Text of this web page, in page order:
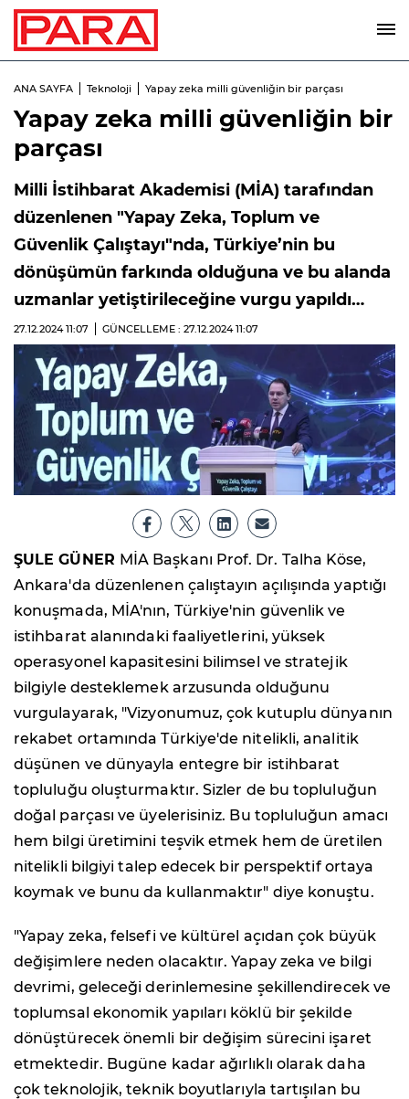
ANA SAYFA Teknoloji Yapay zeka milli güvenliğin bir parçası
Yapay zeka milli güvenliğin bir
parçası
Milli İstihbarat Akademisi (MİA) tarafından
düzenlenen "Yapay Zeka, Toplum ve
Güvenlik Çalıştayı"nda, Türkiye’nin bu
dönüşümün farkında olduğuna ve bu alanda
uzmanlar yetiştirileceğine vurgu yapıldı…
27.12.202411:07 GÜNCELLEME : 27.12.202411:07
ŞULE GÜNER MİA Başkanı Prof. Dr. Talha Köse,
Ankara'da düzenlenen çalıştayın açılışında yaptığı
konuşmada, MİA'nın, Türkiye'nin güvenlik ve
istihbarat alanındaki faaliyetlerini, yüksek
operasyonel kapasitesini bilimsel ve stratejik
bilgiyle desteklemek arzusunda olduğunu
vurgulayarak, "Vizyonumuz, çok kutuplu dünyanın
rekabet ortamında Türkiye'de nitelikli, analitik
düşünen ve dünyayla entegre bir istihbarat
topluluğu oluşturmaktır. Sizler de bu topluluğun
doğal parçası ve üyelerisiniz. Bu topluluğun amacı
hem bilgi üretimini teşvik etmek hem de üretilen
nitelikli bilgiyi talep edecek bir perspektif ortaya
koymak ve bunu da kullanmaktır" diye konuştu.
"Yapay zeka, felsefi ve kültürel açıdan çok büyük
değişimlere neden olacaktır. Yapay zeka ve bilgi
devrimi, geleceği derinlemesine şekillendirecek ve
toplumsal ekonomik yapıları köklü bir şekilde
dönüştürecek önemli bir değişim sürecini işaret
etmektedir. Bugüne kadar ağırlıklı olarak daha
çok teknolojik, teknik boyutlarıyla tartışılan bu